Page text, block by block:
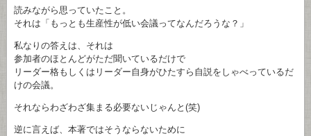
読みながら思っていたこと。
それは「もっとも生産性が低い会議ってなんだろうな？」
私なりの答えは、それは
参加者のほとんどがただ聞いているだけで
リーダー格もしくはリーダー自身がひたすら自説をしゃべっているだ
けの会議。
それならわざわざ集まる必要ないじゃんと(笑)
逆に言えば、本著ではそうならないために